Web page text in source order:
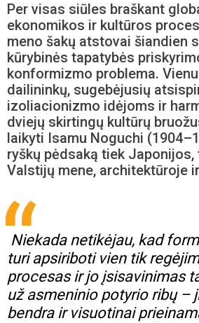
Per visas siūles braškant
ekonomikos ir kultūros
meno šakų atstovai šiandien
kūrybinės tapatybės
konformizmo problema.
dailininkų, sugebėjusių
izoliacionizmo idėjoms ir
dviejų skirtingų kultūrų
laikyti Isamu Noguchi
ryškų pėdsaką tiek
Valstijų mene, architektūroje
Niekada netikėjau, kad
turi apsiriboti vien tik
procesas ir jo įsisavinimas
už asmeninio potyrio ribų –
bendra ir visuotinai